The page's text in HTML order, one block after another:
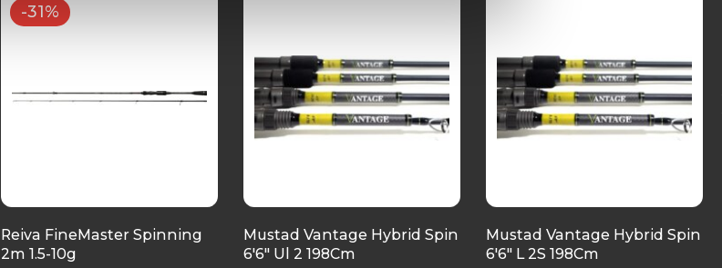
-31%
Reiva FineMaster Spinning
2m 1.5-10g
Mustad Vantage Hybrid Spin
6'6" Ul 2 198Cm
Mustad Vantage Hybrid Spin
6'6" L 2S 198Cm